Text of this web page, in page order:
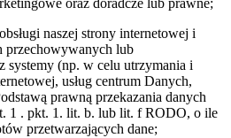
oraz doradcze lub prawne;
naszej strony internetowej i
przechowywanych lub
systemy (np. w celu utrzymania i
usług centrum Danych,
prawną przekazania danych
1 . pkt. 1. lit. b. lub lit. f RODO, o ile
przetwarzających dane;